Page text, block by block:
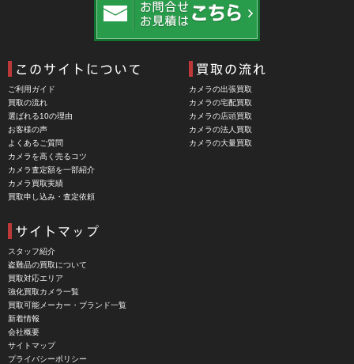
Cam Caddie（カムキャディ）
Carhartt（カーハート）
Carl Zeiss Jena（カールツアイスイエナ）
CASIO（カシオ）
CBL Lens（シービーエル）
CHINON（チノン）
CHIYOCA 千代田商会（ちよだしょうかい）
CIESTA（シエスタ）
Cineroid（シネロイド）
CINEVATE （シネベート）
CIRO （シロ）
CLARUS（クラルス）
Clay Smith（クレイスミス）
ご利用ガイド
買取の流れ
選ばれる10の理由
お客様の声
よくあるご質問
カメラを高く売るコツ
カメラ査定額を一部紹介
カメラ買取実績
買取申し込み・査定依頼
カメラの出張買取
カメラの宅配買取
カメラの店頭買取
カメラの法人買取
カメラの大量買取
スタッフ紹介
盗難品の買取について
買取対応エリア
強化買取カメラ一覧
買取可能メーカー・ブランド一覧
新着情報
会社概要
サイトマップ
プライバシーポリシー